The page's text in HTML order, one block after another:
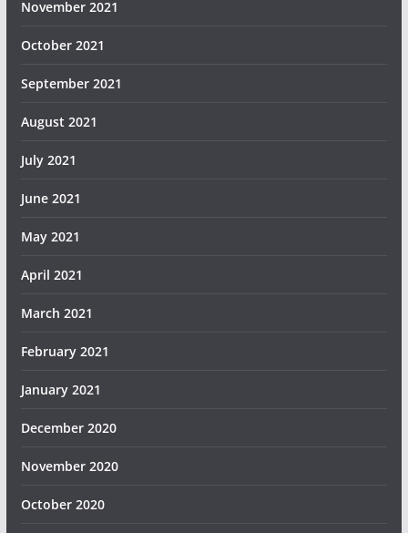
November 2021
October 2021
September 2021
August 2021
July 2021
June 2021
May 2021
April 2021
March 2021
February 2021
January 2021
December 2020
November 2020
October 2020